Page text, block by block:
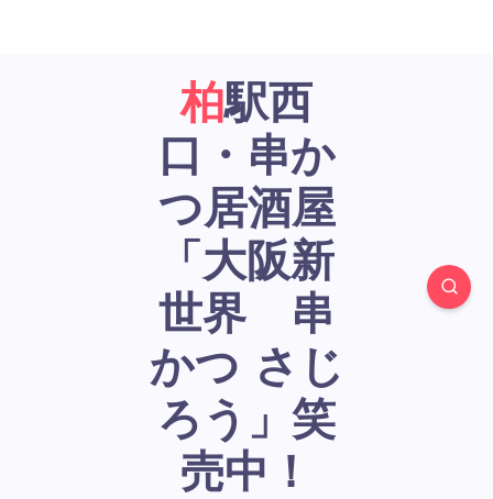
柏駅西
口・串か
つ居酒屋
「大阪新
世界 串
かつ さじ
ろう」笑
売中！